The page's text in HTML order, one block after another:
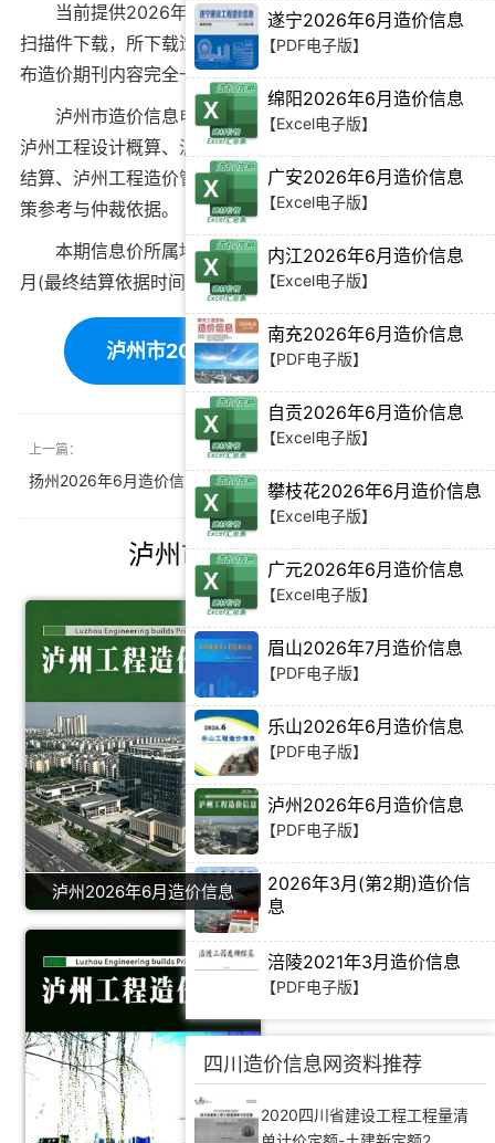
当前提供2026年6月泸州市工程造价信息PDF电子版
扫描件下载，所下载造价信息与泸州市造价管理站官方发
布造价期刊内容完全一致。
泸州市造价信息电子版可为 泸州工程造价招标投标
泸州工程设计概算、 泸州建设施工图预算
结算、 泸州工程造价管理审计等提供建筑材料价格编制决
策参考与仲裁依据。
本期信息价所属地域：泸州，对应时间为：2026年6
月(最终结算依据时间需根据工程双方签订合同为准)。
泸州市2026年6月造价信息下载
上一篇：
扬州2026年6月造价信息 眉山2026年6月造价信息
泸州市造价信息推荐
泸州2026年6月造价信息
遂宁2026年6月造价信息
【PDF电子版】
绵阳2026年6月造价信息
【Excel电子版】
广安2026年6月造价信息
【Excel电子版】
内江2026年6月造价信息
【Excel电子版】
南充2026年6月造价信息
【PDF电子版】
自贡2026年6月造价信息
【Excel电子版】
攀枝花2026年6月造价信息
【Excel电子版】
广元2026年6月造价信息
【Excel电子版】
眉山2026年7月造价信息
【PDF电子版】
乐山2026年6月造价信息
【PDF电子版】
泸州2026年6月造价信息
【PDF电子版】
2026年3月(第2期)造价信
息
涪陵2021年3月造价信息
【PDF电子版】
四川造价信息网资料推荐
2020四川省建设工程工程量清